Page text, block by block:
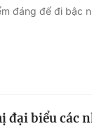
đáng để đi bậc
đại biểu các